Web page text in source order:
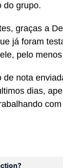
do grupo.
graças a
já foram
pelo
nota
dias,